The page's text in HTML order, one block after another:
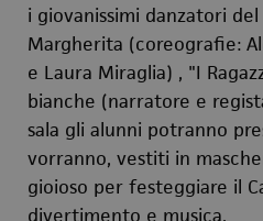
i giovanissimi danzatori
Margherita (coreografie:
e Laura Miraglia) , "I
bianche (narratore e
sala gli alunni potranno
vorranno, vestiti in
gioioso per festeggiare il
divertimento e musica.